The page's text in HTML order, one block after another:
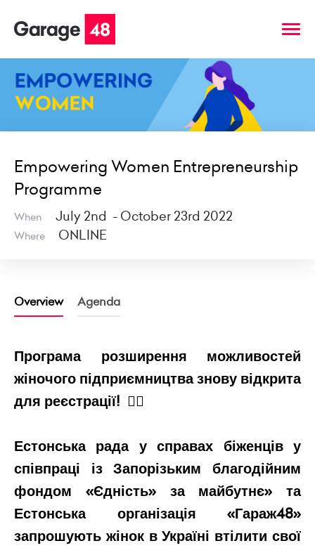
Empowering Women Entrepreneurship
Programme
When July 2nd - October 23rd 2022
Where ONLINE
Overview Agenda
Програма розширення можливостей
жіночого підприємництва знову відкрита
для реєстрації! 🙋‍♀️
Естонська рада у справах біженців у
співпраці із Запорізьким благодійним
фондом «Єдність» за майбутнє» та
Естонська організація «Гараж48»
запрошують жінок в Україні втілити свої